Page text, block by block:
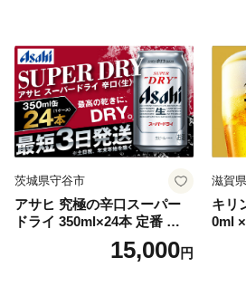
セット 詰め合わせ カクテル
ソーダ割り アルコール ロッ
ク ソーダ ジントニック 】
茨城県守谷市
アサヒ 究極の辛口スーパー
ドライ 350ml×24本 定番 ビー
ル 缶ビール 酒 お酒 アルコー
15,000円
滋賀
キリ
0ml
キ
ル